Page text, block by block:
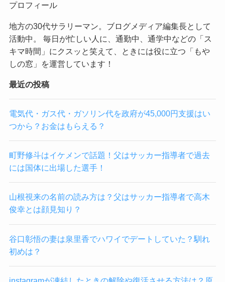
プロフィール
地方の30代サラリーマン。ブログメディア編集長として
活動中。 毎日が忙しい人に、通勤中、通学中などの「ス
キマ時間」にクスッと笑えて、ときには役に立つ「もや
しの窓」を運営しています！
最近の投稿
電気代・ガス代・ガソリン代を政府が45,000円支援はい
つから？お金はもらえる？
町野修斗はイケメンで話題！父はサッカー指導者で過去
には国体に出場した選手！
山根視来の名前の読み方は？父はサッカー指導者で高木
俊幸とは顔見知り？
谷口彰悟の妻は泉里香でハワイでデートしていた？馴れ
初めは？